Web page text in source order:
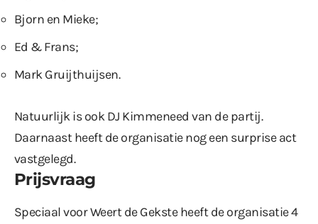
Bjorn en Mieke;
Ed & Frans;
Mark Gruijthuijsen.
Natuurlijk is ook DJ Kimmeneed van de partij.
Daarnaast heeft de organisatie nog een surprise act
vastgelegd.
Prijsvraag
Speciaal voor Weert de Gekste heeft de organisatie 4